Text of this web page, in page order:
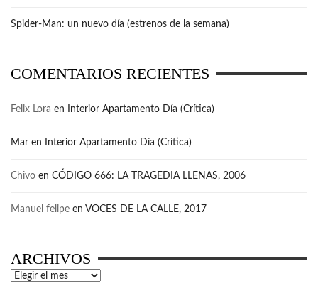
Spider-Man: un nuevo día (estrenos de la semana)
COMENTARIOS RECIENTES
Felix Lora en Interior Apartamento Día (Crítica)
Mar en Interior Apartamento Día (Crítica)
Chivo en CÓDIGO 666: LA TRAGEDIA LLENAS, 2006
Manuel felipe en VOCES DE LA CALLE, 2017
ARCHIVOS
Archivos